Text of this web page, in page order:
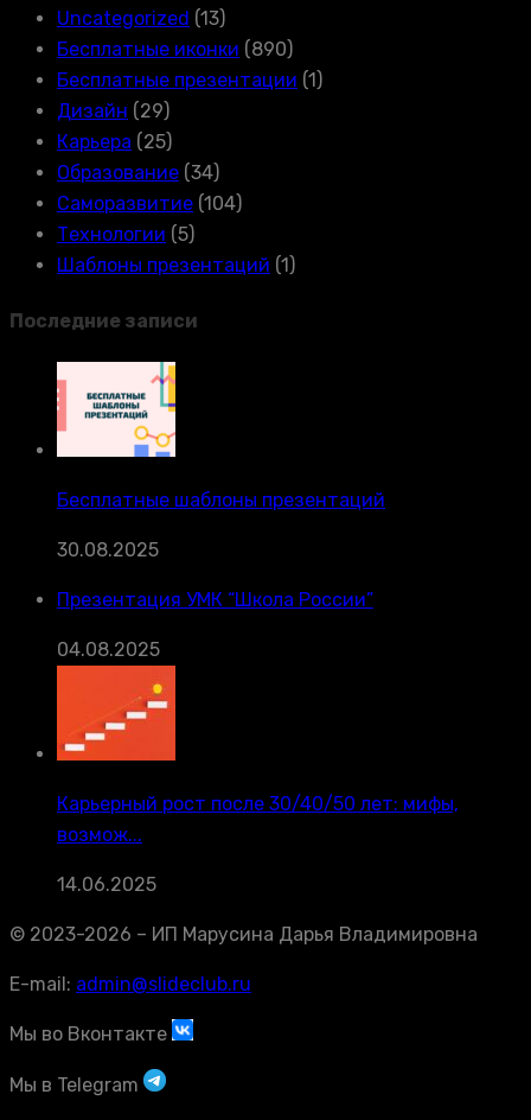
Uncategorized (13)
Бесплатные иконки (890)
Бесплатные презентации (1)
Дизайн (29)
Карьера (25)
Образование (34)
Саморазвитие (104)
Технологии (5)
Шаблоны презентаций (1)
Последние записи
Бесплатные шаблоны презентаций
30.08.2025
Презентация УМК “Школа России”
04.08.2025
Карьерный рост после 30/40/50 лет: мифы,
возмож...
14.06.2025
© 2023-2026 – ИП Марусина Дарья Владимировна
E-mail: admin@slideclub.ru
Мы во Вконтакте
Мы в Telegram